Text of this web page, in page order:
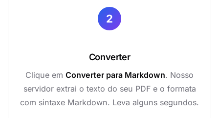
2
Converter
Clique em Converter para Markdown. Nosso
servidor extrai o texto do seu PDF e o formata
com sintaxe Markdown. Leva alguns segundos.